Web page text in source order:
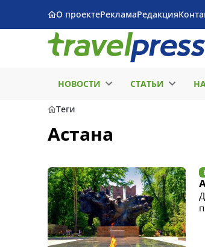
О проектеРекламаРедакция
НОВОСТИ СТАТЬИ
Теги
Астана